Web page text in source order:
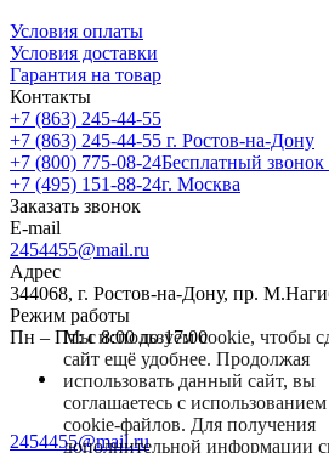
Условия оплаты
Условия доставки
Гарантия на товар
Контакты
+7 (863) 245-44-55
+7 (863) 245-44-55 г. Ростов-на-Дону
+7 (800) 775-08-24Бесплатный
+7 (495) 151-88-24г. Москва
Заказать звонок
E-mail
2454455@mail.ru
Адрес
344068, г. Ростов-на-Дону, пр.
Режим работы
Пн – Пт: с 8:00 до 17:00
2454455@mail.ru
Мы используем cookie, чтобы
сайт ещё удобнее. Продолжая
использовать данный сайт, вы
соглашаетесь с
cookie-файлов. Для получения
дополнительной информации